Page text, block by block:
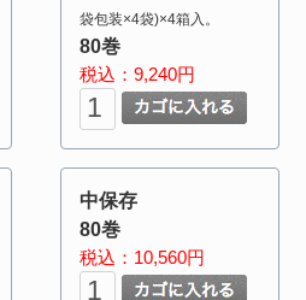
袋包装×4袋)×4箱入。
80巻
税込：9,240円
中保存
80巻
税込：10,560円